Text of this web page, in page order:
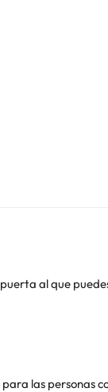
al que
las personas